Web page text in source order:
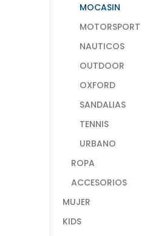
MOCASIN
MOTORSPORT
NAUTICOS
OUTDOOR
OXFORD
SANDALIAS
TENNIS
URBANO
ROPA
ACCESORIOS
MUJER
KIDS